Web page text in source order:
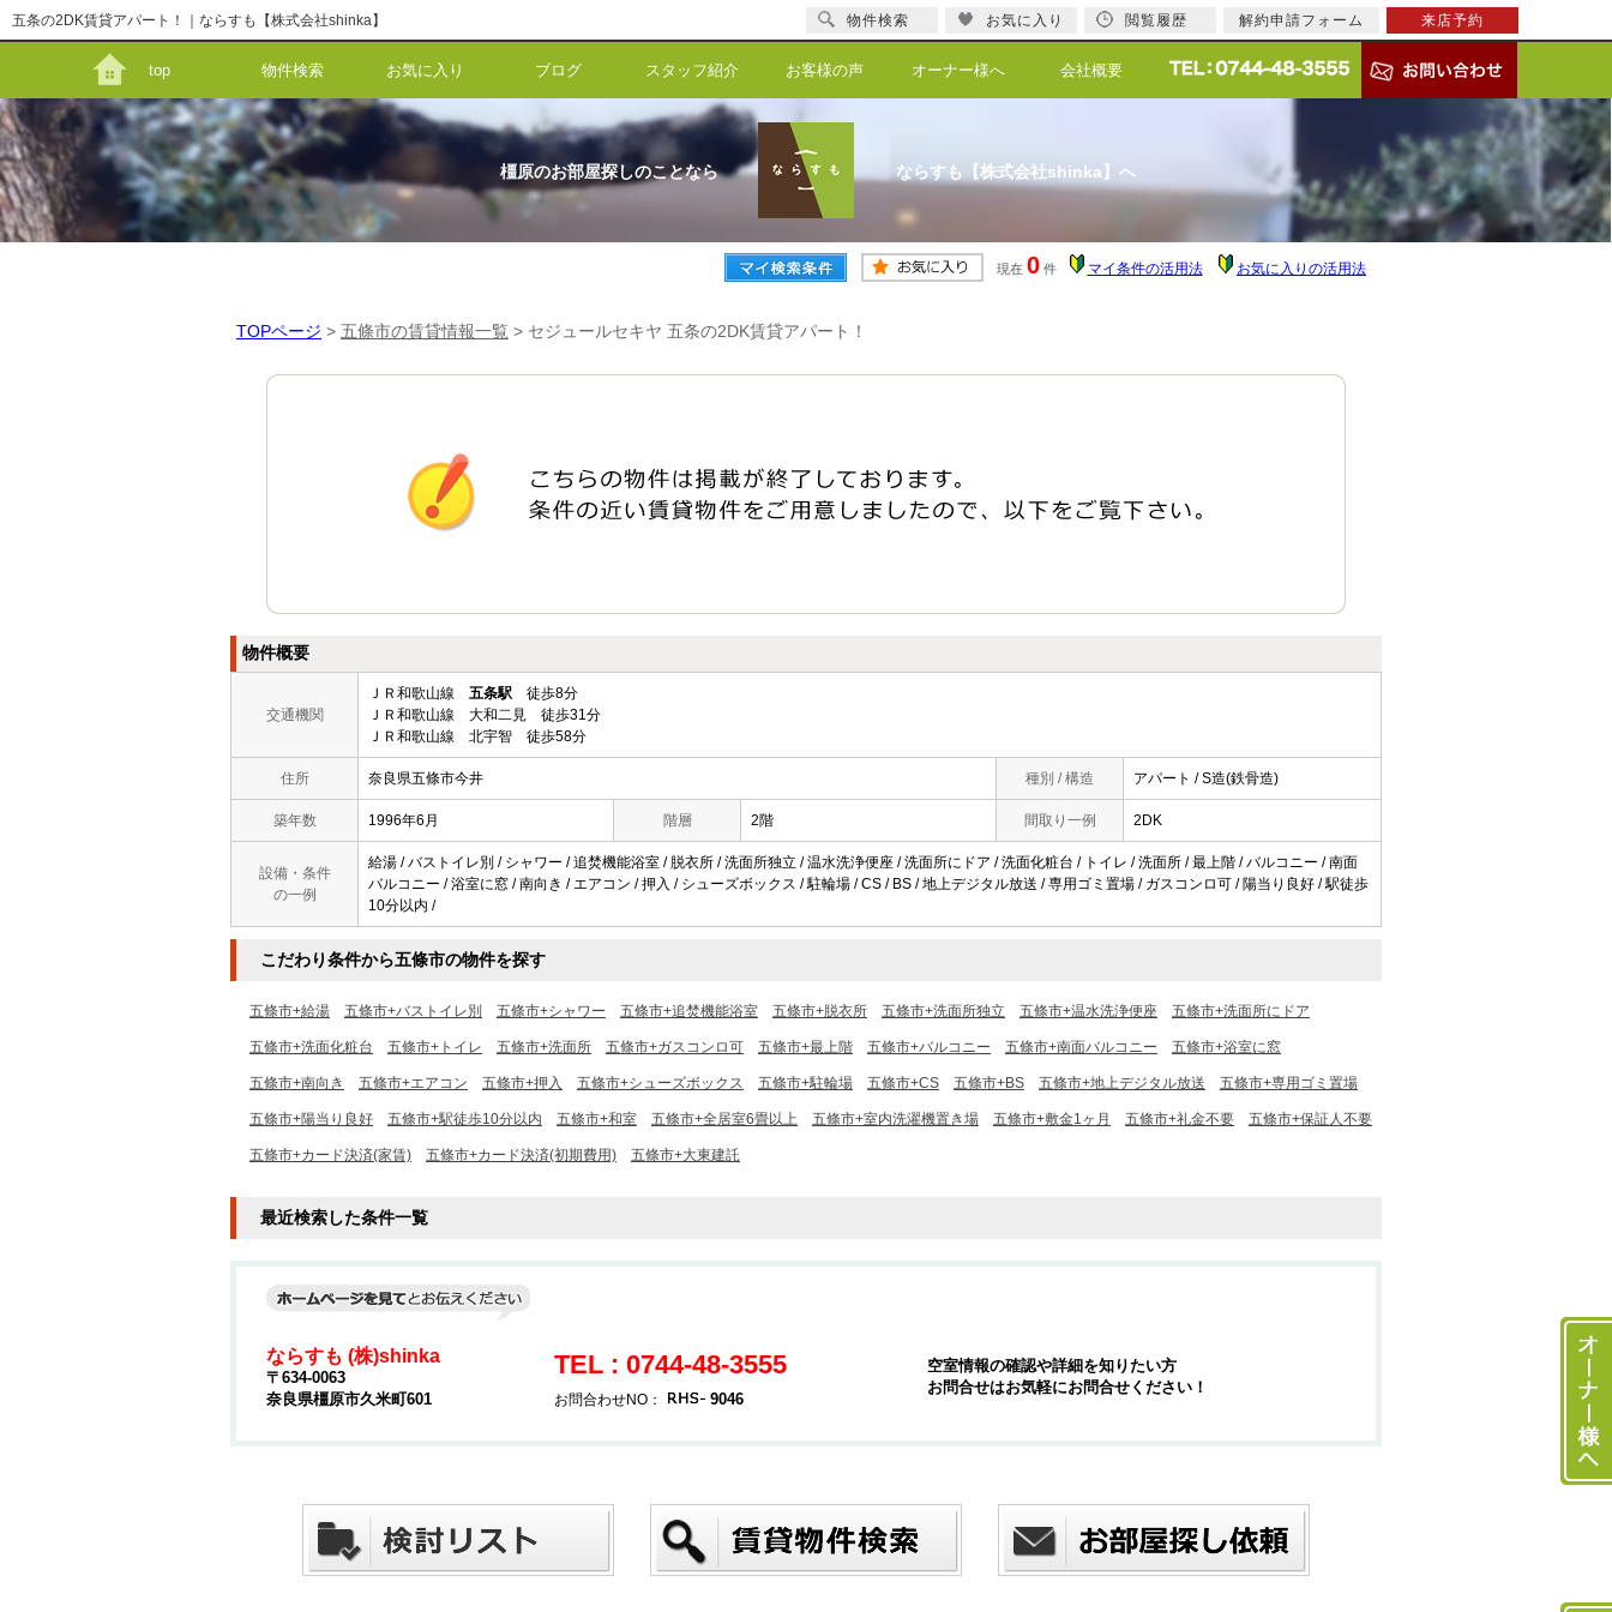
五条の2DK賃貸アパート！｜ならすも【株式会社shinka】
top 物件検索 お気に入り ブログ スタッフ紹介 お客様の声 オーナー様へ 会社概要
橿原のお部屋探しのことなら ならすも【株式会社shinka】へ
現在 0 件 マイ条件の活用法 お気に入りの活用法
TOPページ > 五條市の賃貸情報一覧 > セジュールセキヤ 五条の2DK賃貸アパート！
物件概要
交通機関
ＪＲ和歌山線 五条駅 徒歩8分
ＪＲ和歌山線 大和二見 徒歩31分
ＪＲ和歌山線 北宇智 徒歩58分
住所 奈良県五條市今井 種別 / 構造 アパート / S造(鉄骨造)
築年数 1996年6月 階層 2階 間取り一例 2DK
設備・条件
の一例
給湯 / バストイレ別 / シャワー / 追焚機能浴室 / 脱衣所 / 洗面所独立 / 温水洗浄便座 / 洗面所にドア / 洗面化粧台 / トイレ / 洗面所 / 最上階 / バルコニー / 南面
バルコニー / 浴室に窓 / 南向き / エアコン / 押入 / シューズボックス / 駐輪場 / CS / BS / 地上デジタル放送 / 専用ゴミ置場 / ガスコンロ可 / 陽当り良好 / 駅徒歩
10分以内 /
こだわり条件から五條市の物件を探す
五條市+給湯 五條市+バストイレ別 五條市+シャワー 五條市+追焚機能浴室 五條市+脱衣所 五條市+洗面所独立 五條市+温水洗浄便座 五條市+洗面所にドア
五條市+洗面化粧台 五條市+トイレ 五條市+洗面所 五條市+ガスコンロ可 五條市+最上階 五條市+バルコニー 五條市+南面バルコニー 五條市+浴室に窓
五條市+南向き 五條市+エアコン 五條市+押入 五條市+シューズボックス 五條市+駐輪場 五條市+CS 五條市+BS 五條市+地上デジタル放送 五條市+専用ゴミ置場
五條市+陽当り良好 五條市+駅徒歩10分以内 五條市+和室 五條市+全居室6畳以上 五條市+室内洗濯機置き場 五條市+敷金1ヶ月 五條市+礼金不要 五條市+保証人不要
五條市+カード決済(家賃) 五條市+カード決済(初期費用) 五條市+大東建託
最近検索した条件一覧
ならすも (株)shinka
〒634-0063
奈良県橿原市久米町601
TEL : 0744-48-3555
お問合わせNO： 9046
空室情報の確認や詳細を知りたい方
お問合せはお気軽にお問合せください！
物件検索 お気に入り 閲覧履歴 解約申請フォーム 来店予約